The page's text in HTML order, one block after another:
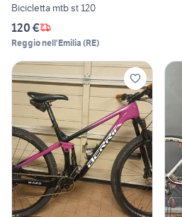
Bicicletta mtb st 120
120 €
Reggio nell'Emilia (RE)